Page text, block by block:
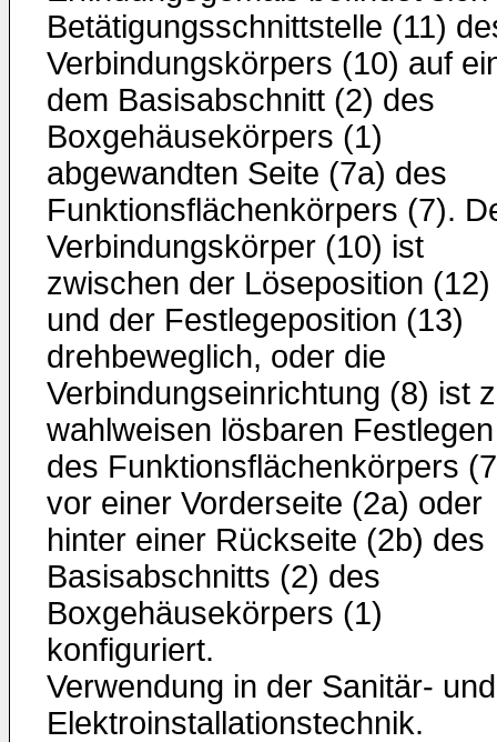
Betätigungsschnittstelle (11)
Verbindungskörpers (10) auf
dem Basisabschnitt (2) des
Boxgehäusekörpers (1)
abgewandten Seite (7a) des
Funktionsflächenkörpers (7).
Verbindungskörper (10) ist
zwischen der Löseposition (12)
und der Festlegeposition (13)
drehbeweglich, oder die
Verbindungseinrichtung (8) ist
wahlweisen lösbaren Festlegen
des Funktionsflächenkörpers
vor einer Vorderseite (2a) oder
hinter einer Rückseite (2b) des
Basisabschnitts (2) des
Boxgehäusekörpers (1)
konfiguriert.
Verwendung in der Sanitär- und
Elektroinstallationstechnik.